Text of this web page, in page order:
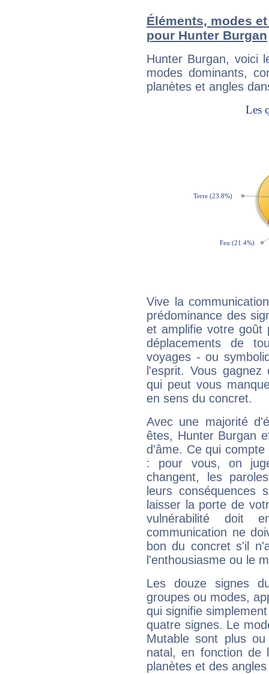
Éléments, modes
pour Hunter Burgan
Hunter Burgan, voici
modes dominants,
planètes et angles
Vive la
prédominance des
et amplifie votre goût
déplacements de
voyages - ou
l'esprit. Vous
qui peut vous
en sens du concret.
Avec une majorité
êtes, Hunter Burgan
d'âme. Ce qui
: pour vous, on
changent, les
leurs conséquences
laisser la porte de
vulnérabilité doit
communication ne
bon du concret s'il
l'enthousiasme ou le
Les douze signes
groupes ou modes,
qui signifie
quatre signes. Le
Mutable sont plus
natal, en fonction de
planètes et des